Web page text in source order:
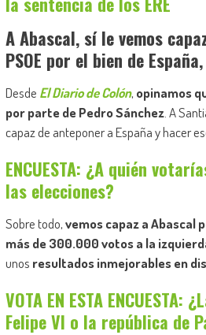
A Abascal, sí le vemos
PSOE por el bien de
Desde El Diario de Colón, opinamos
por parte de Pedro Sánchez. A
capaz de anteponer a España y hacer
ENCUESTA: ¿A quién
las elecciones?
Sobre todo,vemos capaz a Abascal
más de 300.000 votos a la
unos resultados inmejorables en
VOTA EN ESTA ENCUESTA:
Felipe VI o la república de